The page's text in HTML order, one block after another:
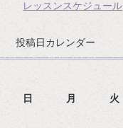
レッスンスケジュール
投稿日カレンダー
日 月 火